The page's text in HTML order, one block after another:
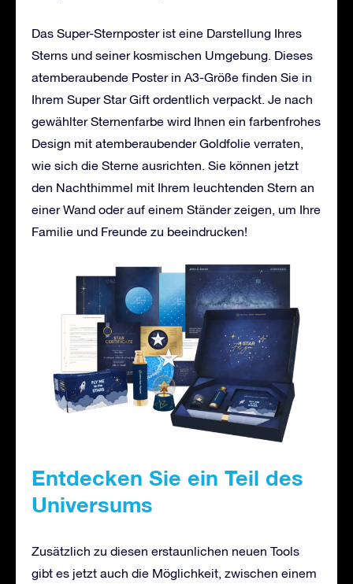
Das Super-Sternposter ist eine Darstellung Ihres
Sterns und seiner kosmischen Umgebung. Dieses
atemberaubende Poster in A3-Größe finden Sie in
Ihrem Super Star Gift ordentlich verpackt. Je nach
gewählter Sternenfarbe wird Ihnen ein farbenfrohes
Design mit atemberaubender Goldfolie verraten,
wie sich die Sterne ausrichten. Sie können jetzt
den Nachthimmel mit Ihrem leuchtenden Stern an
einer Wand oder auf einem Ständer zeigen, um Ihre
Familie und Freunde zu beeindrucken!
Entdecken Sie ein Teil des
Universums
Zusätzlich zu diesen erstaunlichen neuen Tools
gibt es jetzt auch die Möglichkeit, zwischen einem